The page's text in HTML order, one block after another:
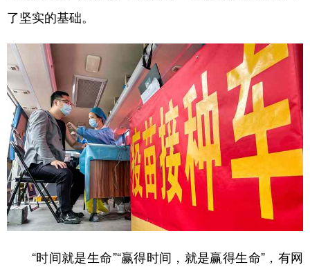
了坚实的基础。
“时间就是生命”“赢得时间，就是赢得生命”，有网